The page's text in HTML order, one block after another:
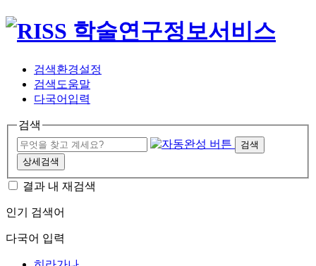
검색환경설정
검색도움말
다국어입력
검색
검색
상세검색
결과 내 재검색
인기 검색어
다국어 입력